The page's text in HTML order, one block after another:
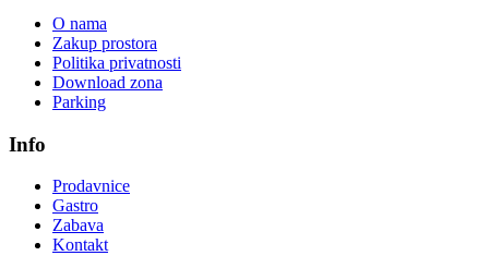
O nama
Zakup prostora
Politika privatnosti
Download zona
Parking
Info
Prodavnice
Gastro
Zabava
Kontakt